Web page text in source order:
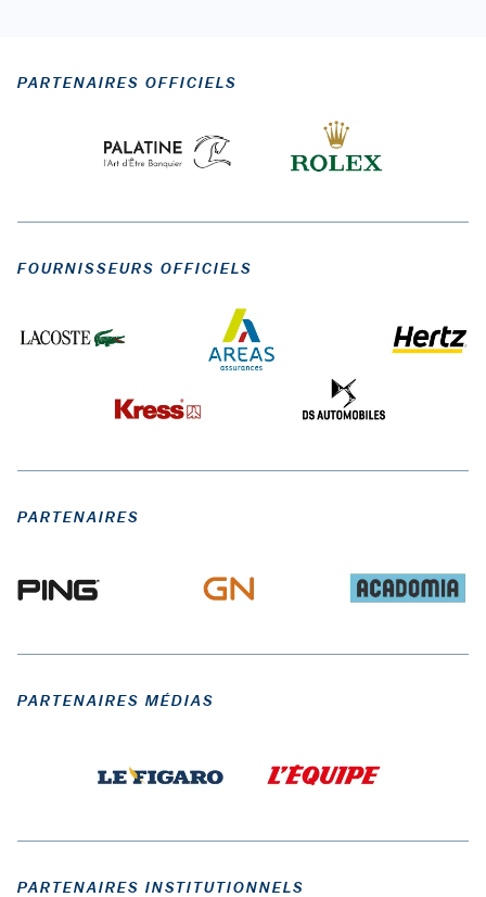
PARTENAIRES OFFICIELS
FOURNISSEURS OFFICIELS
PARTENAIRES
PARTENAIRES MÉDIAS
PARTENAIRES INSTITUTIONNELS